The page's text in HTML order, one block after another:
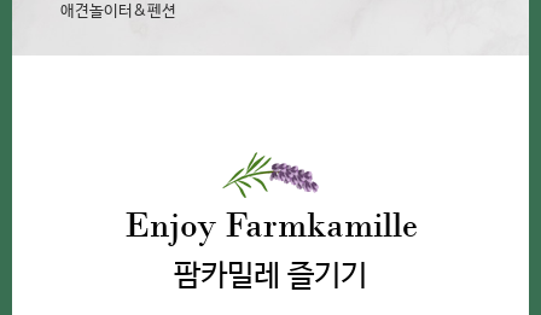
애견놀이터&펜션
Enjoy Farmkamille
팜카밀레 즐기기